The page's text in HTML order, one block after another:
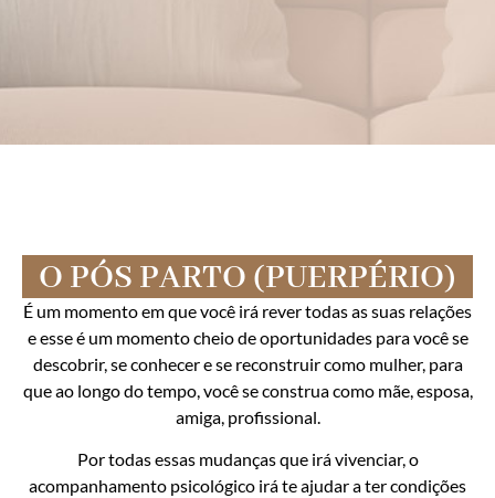
O PÓS PARTO (PUERPÉRIO)
É um momento em que você irá rever todas as suas relações
e esse é um momento cheio de oportunidades para você se
descobrir, se conhecer e se reconstruir como mulher, para
que ao longo do tempo, você se construa como mãe, esposa,
amiga, profissional.
Por todas essas mudanças que irá vivenciar, o
acompanhamento psicológico irá te ajudar a ter condições